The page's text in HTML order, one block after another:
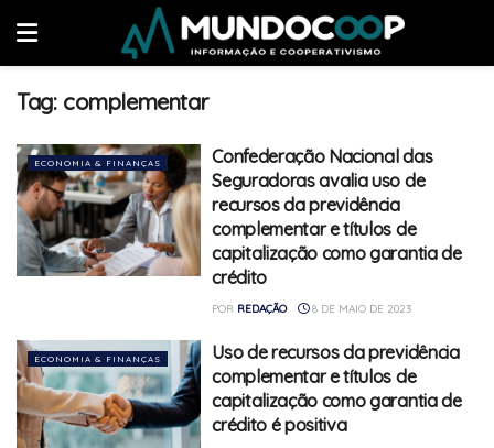
Tag: complementar
ECONOMIA & FINANÇAS
Confederação Nacional das
Seguradoras avalia uso de
recursos da previdência
complementar e títulos de
capitalização como garantia de
crédito
POR REDAÇÃO 8 DE MAIO DE 2023
ECONOMIA & FINANÇAS
Uso de recursos da previdência
complementar e títulos de
capitalização como garantia de
crédito é positiva